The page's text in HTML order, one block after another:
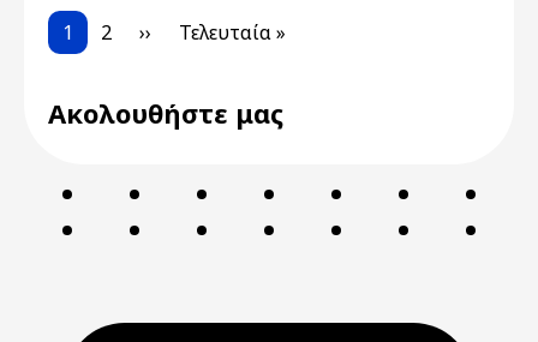
Current page
1 Page
2 Next page
›› Last page
Τελευταία »
Ακολουθήστε μας